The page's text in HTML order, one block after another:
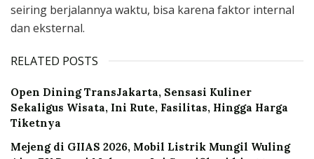
seiring berjalannya waktu, bisa karena faktor internal
dan eksternal.
RELATED POSTS
Open Dining TransJakarta, Sensasi Kuliner
Sekaligus Wisata, Ini Rute, Fasilitas, Hingga Harga
Tiketnya
Mejeng di GIIAS 2026, Mobil Listrik Mungil Wuling